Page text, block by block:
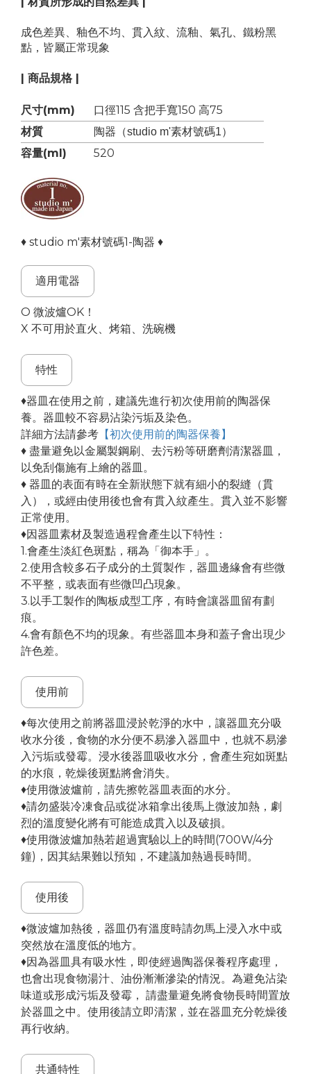
成色差異、釉色不均、貫入紋、流釉、氣孔、鐵粉黑
點，皆屬正常現象
| 商品規格 |
尺寸(mm)
口徑115 含把手寬150 高75
材質
陶器（studio m'素材號碼1）
容量(ml) 520
♦ studio m'素材號碼1-陶器 ♦
適用電器
O 微波爐OK！
X 不可用於直火、烤箱、洗碗機
特性
♦器皿在使用之前，建議先進行初次使用前的陶器保
養。器皿較不容易沾染污垢及染色。
詳細方法請參考 【初次使用前的陶器保養】
♦ 盡量避免以金屬製鋼刷、去污粉等研磨劑清潔器皿，
以免刮傷施有上繪的器皿。
♦ 器皿的表面有時在全新狀態下就有細小的裂縫（貫
入），或經由使用後也會有貫入紋產生。貫入並不影響
正常使用。
♦因器皿素材及製造過程會產生以下特性：
1.會產生淡紅色斑點，稱為「御本手」。
2.使用含較多石子成分的土質製作，器皿邊緣會有些微
不平整，或表面有些微凹凸現象。
3.以手工製作的陶板成型工序，有時會讓器皿留有劃
痕。
4.會有顏色不均的現象。有些器皿本身和蓋子會出現少
許色差。
使用前
♦每次使用之前將器皿浸於乾淨的水中，讓器皿充分吸
收水分後，食物的水分便不易滲入器皿中，也就不易滲
入污垢或發霉。浸水後器皿吸收水分，會產生宛如斑點
的水痕，乾燥後斑點將會消失。
♦使用微波爐前，請先擦乾器皿表面的水分。
♦請勿盛裝冷凍食品或從冰箱拿出後馬上微波加熱，劇
烈的溫度變化將有可能造成貫入以及破損。
♦使用微波爐加熱若超過實驗以上的時間(700W/4分
鐘)，因其結果難以預知，不建議加熱過長時間。
使用後
♦微波爐加熱後，器皿仍有溫度時請勿馬上浸入水中或
突然放在溫度低的地方。
♦因為器皿具有吸水性，即使經過陶器保養程序處理，
也會出現食物湯汁、油份漸漸滲染的情況。為避免沾染
味道或形成污垢及發霉， 請盡量避免將食物長時間置放
於器皿之中。使用後請立即清潔，並在器皿充分乾燥後
再行收納。
共通特性